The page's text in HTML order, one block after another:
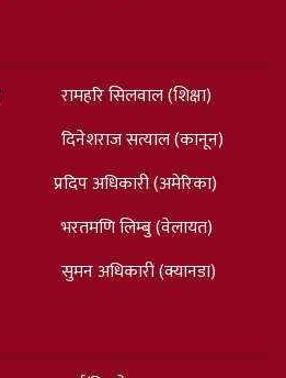
रामहरि सिलवाल (शिक्षा)
दिनेशराज सत्याल (कानून)
प्रदिप अधिकारी (अमेरिका)
भरतमणि लिम्बु (वेलायत)
सुमन अधिकारी (क्यानडा)